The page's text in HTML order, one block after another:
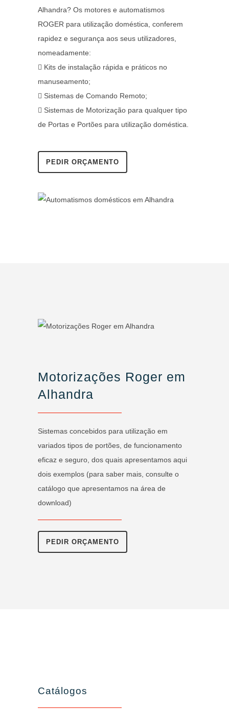
Alhandra? Os motores e automatismos
ROGER para utilização doméstica, conferem
rapidez e segurança aos seus utilizadores,
nomeadamente:
Kits de instalação rápida e práticos no
manuseamento;
Sistemas de Comando Remoto;
Sistemas de Motorização para qualquer tipo
de Portas e Portões para utilização doméstica.
PEDIR ORÇAMENTO
Motorizações Roger em
Alhandra
Sistemas concebidos para utilização em
variados tipos de portões, de funcionamento
eficaz e seguro, dos quais apresentamos aqui
dois exemplos (para saber mais, consulte o
catálogo que apresentamos na área de
download)
PEDIR ORÇAMENTO
Catálogos